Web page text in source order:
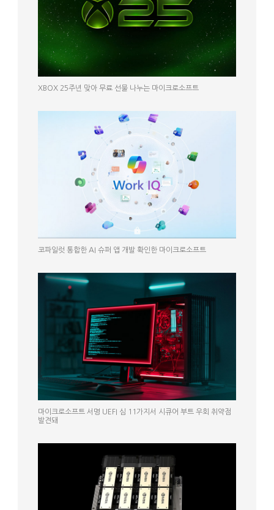
XBOX 25주년 맞아 무료 선물 나누는 마이크로소프트
코파일럿 통합한 AI 슈퍼 앱 개발 확인한 마이크로소프트
마이크로소프트 서명 UEFI 심 11가지서 시큐어 부트 우회 취약점
발견돼